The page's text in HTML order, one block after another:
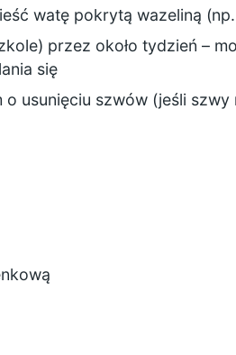
watę pokrytą wazeliną
przez około tydzień –
się
usunięciu szwów (jeśli szwy